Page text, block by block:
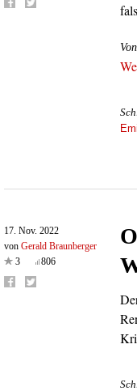
17. Nov. 2022
von Gerald Braunberger
3
806